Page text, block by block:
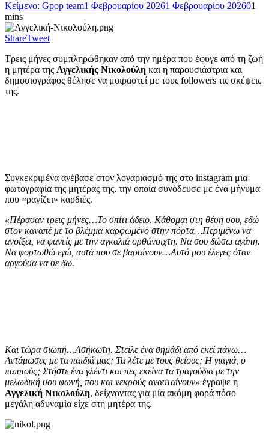
Κείμενο: Gpop team1 Φεβρουαρίου 20261 Φεβρουαρίου 202601
mins
ShareTweet
Τρεις μήνες συμπληρώθηκαν από την ημέρα που έφυγε από τη ζωή
η μητέρα της Αγγελικής Νικολούλη και η παρουσιάστρια και
δημοσιογράφος θέλησε να μοιραστεί με τους followers τις σκέψεις
της.
Συγκεκριμένα ανέβασε στον λογαριασμό της στο instagram μια
φωτογραφία της μητέρας της, την οποία συνόδευσε με ένα μήνυμα
που «ραγίζει» καρδιές.
«Πέρασαν τρεις μήνες…Το σπίτι άδειο. Κάθομαι στη θέση σου, εδώ
στον καναπέ με το βλέμμα καρφωμένο στην πόρτα…Περιμένω να
ανοίξει, να φανείς με την αγκαλιά ορθάνοιχτη. Να σου δώσω αγάπη.
Να φορτωθώ εγώ, αυτά που σε βαραίνουν…Αυτό μου έλεγες όταν
αργούσα να σε δω.
Και τώρα σιωπή…Ασήκωτη. Στείλε ένα σημάδι από εκεί πάνω…
Αντάμωσες με τα παιδιά μας; Τα λέτε με τους θείους; Η γιαγιά, ο
παππούς; Στήστε ένα γλέντι και πες εκείνα τα τραγούδια με την
μελωδική σου φωνή, που και νεκρούς ανασταίνουν» έγραψε η
Αγγελική Νικολούλη, δείχνοντας για μία ακόμη φορά πόσο
μεγάλη αδυναμία είχε στη μητέρα της.